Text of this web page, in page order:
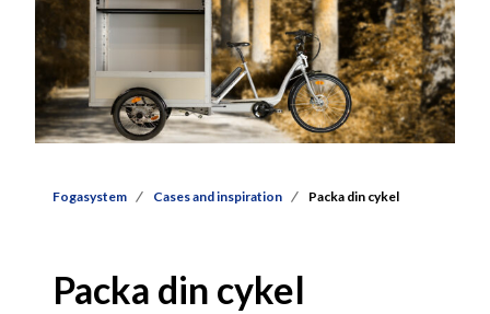
Fogasystem Cases and inspiration Packa din cykel
Packa din cykel